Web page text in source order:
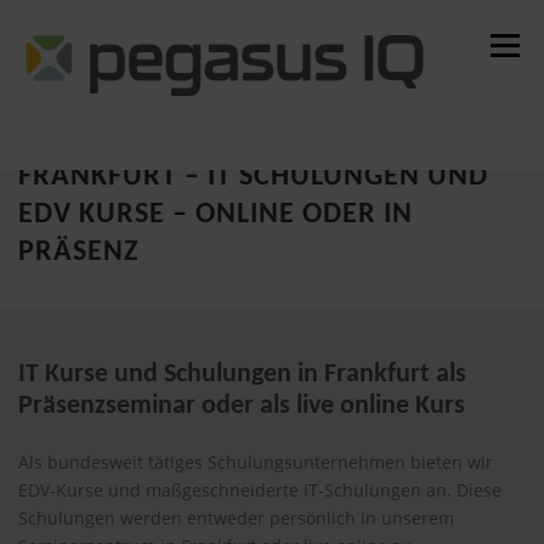
Inhalt
springen
Menü
FRANKFURT – IT SCHULUNGEN UND
EDV KURSE – ONLINE ODER IN
PRÄSENZ
IT Kurse und Schulungen in Frankfurt als
Präsenzseminar oder als live online Kurs
Als bundesweit tätiges Schulungsunternehmen bieten wir
EDV-Kurse und maßgeschneiderte IT-Schulungen an. Diese
Schulungen werden entweder persönlich in unserem